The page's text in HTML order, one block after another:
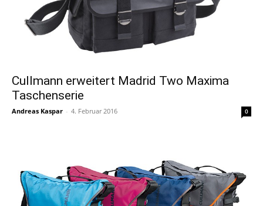
Cullmann erweitert Madrid Two Maxima
Taschenserie
Andreas Kaspar - 4. Februar 2016 0